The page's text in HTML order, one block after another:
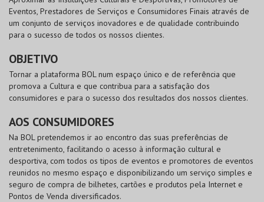
Eventos, Prestadores de Serviços e Consumidores Finais através de
um conjunto de serviços inovadores e de qualidade contribuindo
para o sucesso de todos os nossos clientes.
OBJETIVO
Tornar a plataforma BOL num espaço único e de referência que
promova a Cultura e que contribua para a satisfação dos
consumidores e para o sucesso dos resultados dos nossos clientes.
AOS CONSUMIDORES
Na BOL pretendemos ir ao encontro das suas preferências de
entretenimento, facilitando o acesso à informação cultural e
desportiva, com todos os tipos de eventos e promotores de eventos
reunidos no mesmo espaço e disponibilizando um serviço simples e
seguro de compra de bilhetes, cartões e produtos pela Internet e
Pontos de Venda diversificados.